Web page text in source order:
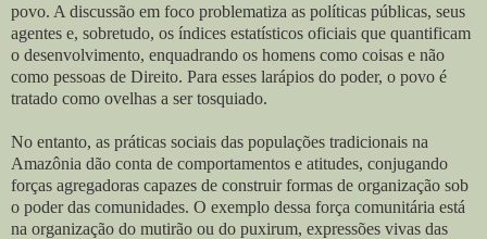
povo. A discussão em foco problematiza as políticas públicas, seus
agentes e, sobretudo, os índices estatísticos oficiais que quantificam
o desenvolvimento, enquadrando os homens como coisas e não
como pessoas de Direito. Para esses larápios do poder, o povo é
tratado como ovelhas a ser tosquiado.
No entanto, as práticas sociais das populações tradicionais na
Amazônia dão conta de comportamentos e atitudes, conjugando
forças agregadoras capazes de construir formas de organização sob
o poder das comunidades. O exemplo dessa força comunitária está
na organização do mutirão ou do puxirum, expressões vivas das